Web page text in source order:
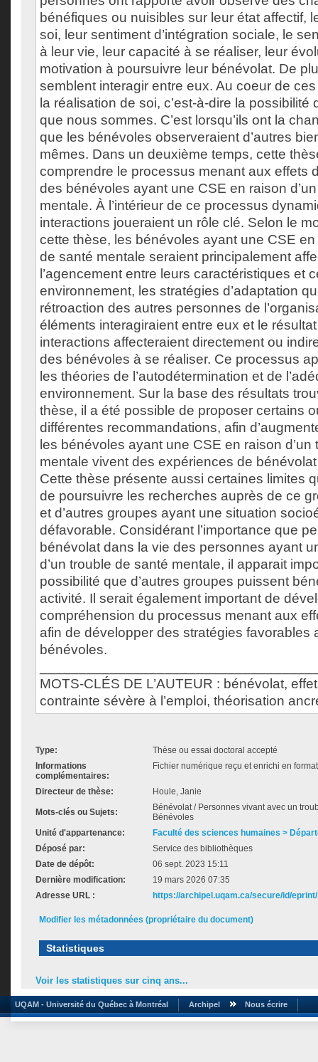
bénéfiques ou nuisibles sur leur état affectif,
soi, leur sentiment d’intégration sociale, le
à leur vie, leur capacité à se réaliser, leur
motivation à poursuivre leur bénévolat. De
semblent interagir entre eux. Au coeur de
la réalisation de soi, c’est-à-dire la possibilité
que nous sommes. C’est lorsqu’ils ont la
que les bénévoles observeraient d’autres
mêmes. Dans un deuxième temps, cette
comprendre le processus menant aux effets
des bénévoles ayant une CSE en raison
mentale. À l’intérieur de ce processus
interactions joueraient un rôle clé. Selon le
cette thèse, les bénévoles ayant une CSE en
de santé mentale seraient principalement
l’agencement entre leurs caractéristiques et
environnement, les stratégies d’adaptation
rétroaction des autres personnes de
éléments interagiraient entre eux et le
interactions affecteraient directement ou
des bénévoles à se réaliser. Ce processus
les théories de l’autodétermination et de
environnement. Sur la base des résultats
thèse, il a été possible de proposer certains
différentes recommandations, afin
les bénévoles ayant une CSE en raison d’un
mentale vivent des expériences de
Cette thèse présente aussi certaines limites
de poursuivre les recherches auprès de ce
et d’autres groupes ayant une situation
défavorable. Considérant l’importance que
bénévolat dans la vie des personnes ayant
d’un trouble de santé mentale, il apparait
possibilité que d’autres groupes puissent
activité. Il serait également important de
compréhension du processus menant aux
afin de développer des stratégies favorables
bénévoles.
MOTS-CLÉS DE L’AUTEUR : bénévolat,
contrainte sévère à l’emploi, théorisation
Type:
Thèse ou essai doctoral accepté
Informations
complémentaires:
Fichier numérique reçu et enrichi en
Directeur de thèse: Houle, Janie
Mots-clés ou Sujets:
Bénévolat / Personnes vivant avec un
Bénévoles
Unité d'appartenance:
Faculté des sciences humaines >
Déposé par:
Service des bibliothèques
Date de dépôt:
06 sept. 2023 15:11
Dernière modification:
19 mars 2026 07:35
Adresse URL :
https://archipel.uqam.ca/secure/id/
Modifier les métadonnées (propriétaire du document)
Statistiques
Voir les statistiques sur cinq ans...
UQAM - Université du Québec à Montréal Archipel Nous écrire